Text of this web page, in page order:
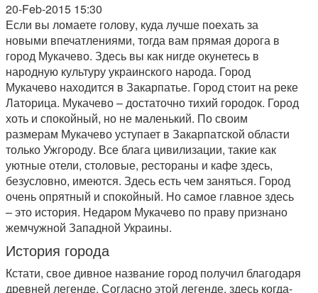
20-Feb-2015 15:30
Если вы ломаете голову, куда лучше поехать за
новыми впечатлениями, тогда вам прямая дорога в
город Мукачево. Здесь вы как нигде окунетесь в
народную культуру украинского народа. Город
Мукачево находится в Закарпатье. Город стоит на реке
Латорица. Мукачево – достаточно тихий городок. Город
хоть и спокойный, но не маленький. По своим
размерам Мукачево уступает в Закарпатской области
только Ужгороду. Все блага цивилизации, такие как
уютные отели, столовые, рестораны и кафе здесь,
безусловно, имеются. Здесь есть чем заняться. Город
очень опрятный и спокойный. Но самое главное здесь
– это история. Недаром Мукачево по праву признано
жемчужной Западной Украины.
История города
Кстати, свое дивное название город получил благодаря
древней легенде. Согласно этой легенде, здесь когда-